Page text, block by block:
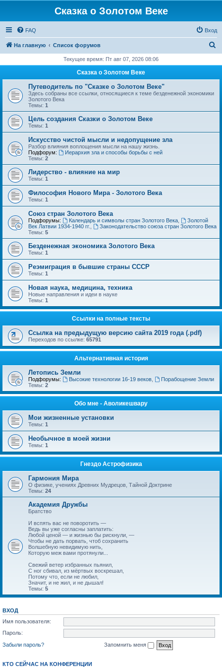
Сказка о Золотом Веке
FAQ Вход
На главную Список форумов
с
Текущее время: Пт авг 07, 2026 08:06
Сказка о Золотом Веке
Путеводитель по "Сказке о Золотом Веке"
Здесь собраны все ссылки, относящиеся к теме безденежной экономики
Золотого Века
Темы: 1
Цель создания Сказки о Золотом Веке
Темы: 1
Искусство чистой мысли и недопущение зла
Разбор влияния воплощения мысли на нашу жизнь.
Подфорум:
Иерархия зла и способы борьбы с ней
Темы: 2
Лидерство - влияние на мир
Темы: 1
Философия Нового Мира - Золотого Века
Темы: 1
Cоюз стран Золотого Века
Подфорумы: Календарь и символы стран Золотого Века,
Золотой
Век Латвии 1934-1940 гг.
Законодательство союза стран Золотого Века
Темы: 5
Безденежная экономика Золотого Века
Темы: 1
Реэмиграция в бывшие страны СССР
Темы: 1
Новая наука, медицина, техника
Новые направления и идеи в науке
Темы: 1
Ссылки на полные тексты
Ссылка на предыдущую версию сайта 2019 года (.pdf)
Переходов по ссылке: 65791
Альтернативная история
Летопись Земли
Подфорумы: Высокие технологии 16-19 веков,
Порабощение Земли
Темы: 2
Обо мне - Аволикешвару
Мои жизненные установки
Темы: 1
Необычное в моей жизни
Темы: 1
Гнездо Астрофизика
Гармония Мира
О физике, учениях Древних Мудрецов, Тайной Доктрине
Темы: 24
Академия Дружбы
Братство
И вспять вас не поворотить —
Ведь вы уже согласны заплатить:
Любой ценой — и жизнью бы рискнули, —
Чтобы не дать порвать, чтоб сохранить
Волшебную невидимую нить,
Которую меж вами протянули...
Свежий ветер избранных пьянил,
С ног сбивал, из мёртвых воскрешал,
Потому что, если не любил,
Значит, и не жил, и не дышал!
Темы: 5
ВХОД
Имя пользователя:
Пароль:
Забыли пароль?
Запомнить меня
КТО СЕЙЧАС НА КОНФЕРЕНЦИИ